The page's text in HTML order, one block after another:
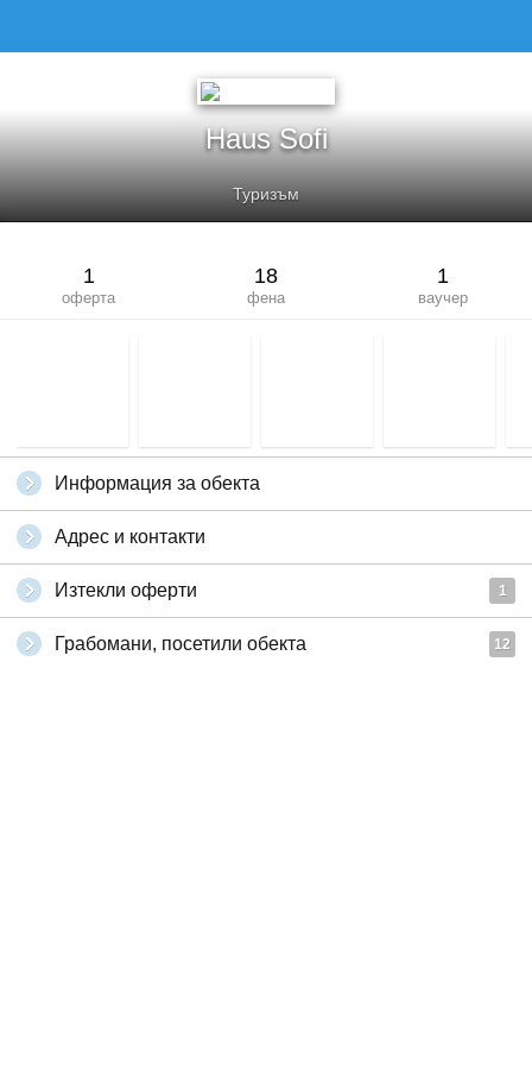
Haus Sofi
Туризъм
1
оферта
18
фена
1
ваучер
Информация за обекта
Адрес и контакти
Изтекли оферти 1
Грабомани, посетили обекта 12